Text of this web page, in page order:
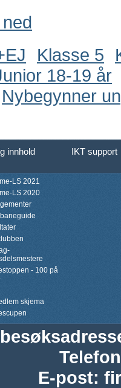
Klasse 5
18-19 år
Nybegynner
innhold IKT support
LS 2021
LS 2020
- 100 på
skjema
Telefon
E-post: